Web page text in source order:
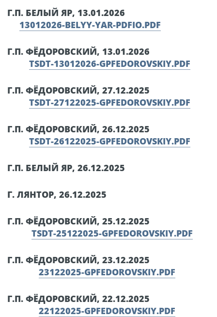
Г.П. БЕЛЫЙ ЯР, 13.01.2026
13012026-BELYY-YAR-PDFIO.PDF
Г.П. ФЁДОРОВСКИЙ, 13.01.2026
TSDT-13012026-GPFEDOROVSKIY.PDF
Г.П. ФЁДОРОВСКИЙ, 27.12.2025
TSDT-27122025-GPFEDOROVSKIY.PDF
Г.П. ФЁДОРОВСКИЙ, 26.12.2025
TSDT-26122025-GPFEDOROVSKIY.PDF
Г.П. БЕЛЫЙ ЯР, 26.12.2025
Г. ЛЯНТОР, 26.12.2025
Г.П. ФЁДОРОВСКИЙ, 25.12.2025
TSDT-25122025-GPFEDOROVSKIY.PDF
Г.П. ФЁДОРОВСКИЙ, 23.12.2025
23122025-GPFEDOROVSKIY.PDF
Г.П. ФЁДОРОВСКИЙ, 22.12.2025
22122025-GPFEDOROVSKIY.PDF